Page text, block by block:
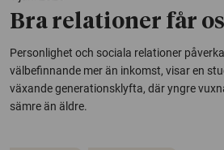
Bra relationer får
Personlighet och sociala relationer
välbefinnande mer än inkomst, visar en
växande generationsklyfta, där yngre
sämre än äldre.